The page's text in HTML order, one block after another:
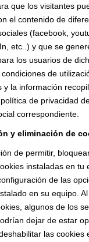
que los visitantes
el contenido de
(facebook,
etc..) y que se
los usuarios de
de
y la información
de privacidad
correspondiente.
y eliminación de
de permitir,
instaladas en tu
de las
en su equipo. Al
algunos de los
dejar de estar
las cookies